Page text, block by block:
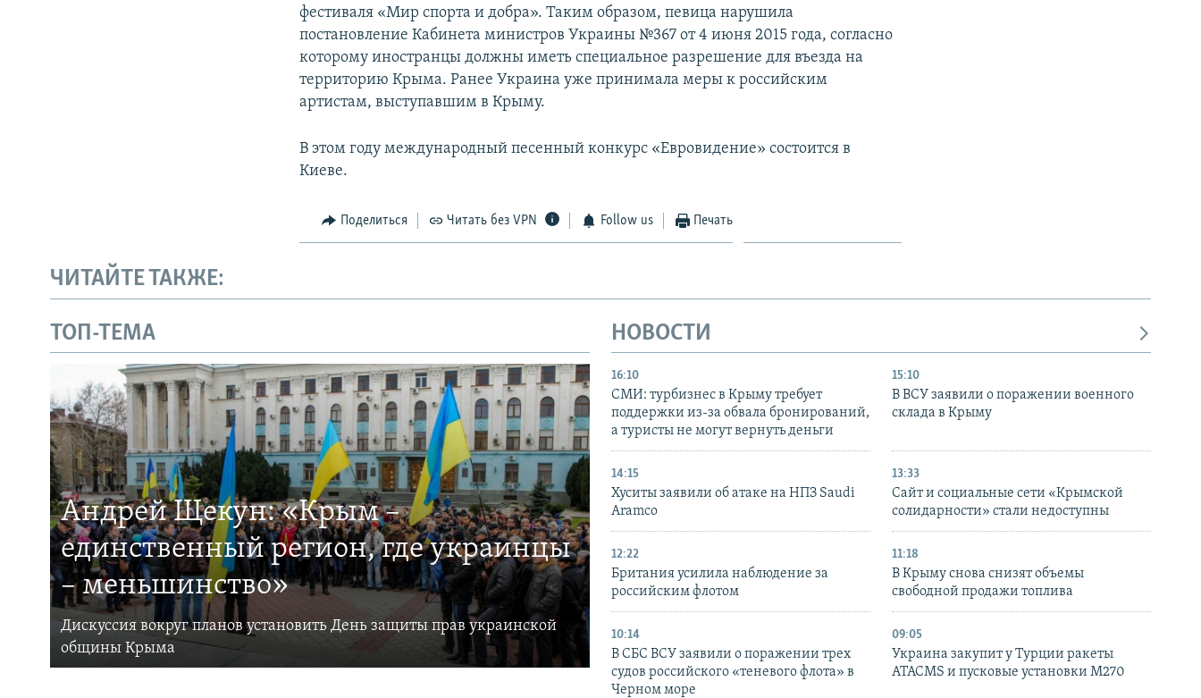
фестиваля «Мир спорта и добра». Таким образом, певица нарушила
постановление Кабинета министров Украины №367 от 4 июня 2015 года, согласно
которому иностранцы должны иметь специальное разрешение для въезда на
территорию Крыма. Ранее Украина уже принимала меры к российским
артистам, выступавшим в Крыму.
В этом году международный песенный конкурс «Евровидение» состоится в
Киеве.
Поделиться Читать без VPN Follow us Печать
ЧИТАЙТЕ ТАКЖЕ:
ТОП-ТЕМА
Андрей Щекун: «Крым –
единственный регион, где украинцы
– меньшинство»
Дискуссия вокруг планов установить День защиты прав украинской
общины Крыма
НОВОСТИ
16:10
СМИ: турбизнес в Крыму требует
поддержки из-за обвала бронирований,
а туристы не могут вернуть деньги
15:10
В ВСУ заявили о поражении военного
склада в Крыму
14:15
Хуситы заявили об атаке на НПЗ Saudi
Aramco
13:33
Сайт и социальные сети «Крымской
солидарности» стали недоступны
12:22
Британия усилила наблюдение за
российским флотом
11:18
В Крыму снова снизят объемы
свободной продажи топлива
10:14
В СБС ВСУ заявили о поражении трех
судов российского «теневого флота» в
Черном море
09:05
Украина закупит у Турции ракеты
ATACMS и пусковые установки M270